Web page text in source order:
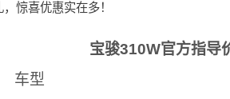
惊喜优惠实在多！
宝骏310W官方指导
车型